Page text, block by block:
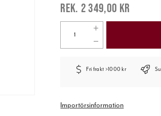
2 349,00 kr
Fri frakt >1000 kr
Importörsinformation